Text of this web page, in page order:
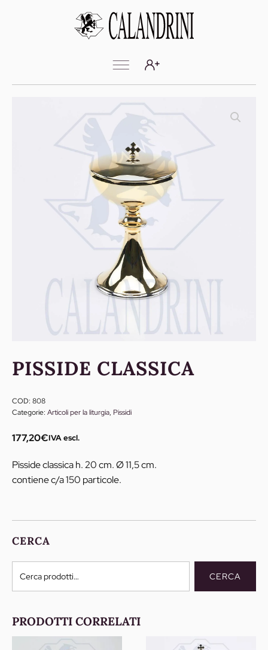
PISSIDE CLASSICA
COD: 808
Categorie: Articoli per la liturgia, Pissidi
177,20€IVA escl.
Pisside classica h. 20 cm. Ø 11,5 cm.
contiene c/a 150 particole.
CERCA
Cerca: CERCA
PRODOTTI CORRELATI